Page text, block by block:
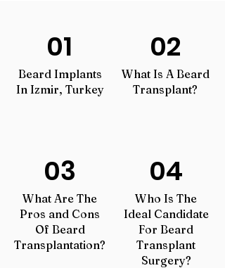
01
Beard Implants
In Izmir, Turkey
02
What Is A Beard
Transplant?
03
What Are The
Pros and Cons
Of Beard
Transplantation?
04
Who Is The
Ideal Candidate
For Beard
Transplant
Surgery?